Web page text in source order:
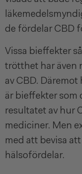
de fördelar CBD
Vissa bieffekter
trötthet har även
av CBD.
är bieffekter som
resultatet av hur
mediciner. Men
med att bevisa
hälsofördelar.